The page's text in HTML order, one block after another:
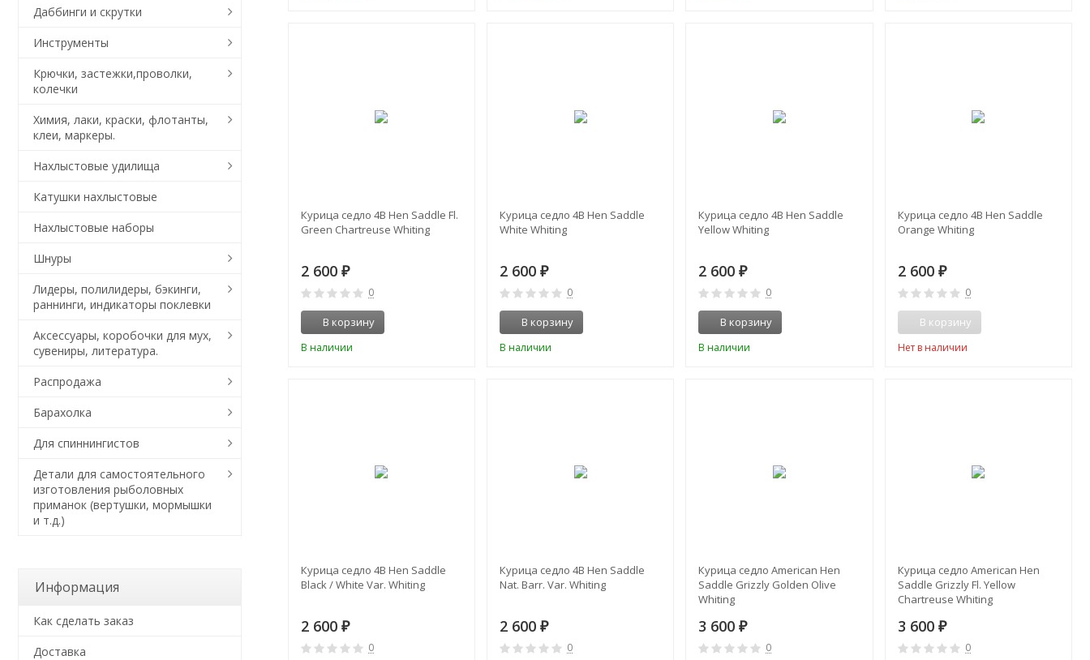
Курица седло 4B Hen Saddle Fl.
Green Chartreuse Whiting
2 600 ₽
0
В корзину
В наличии
Курица седло 4B Hen Saddle
White Whiting
2 600 ₽
0
В корзину
В наличии
Курица седло 4B Hen Saddle
Yellow Whiting
2 600₽
0
В корзину
В наличии
Курица седло 4B Hen Saddle
Orange Whiting
2 600 ₽
0
В корзину
Нет в наличии
Курица седло 4B Hen Saddle
Black / White Var. Whiting
2 600 ₽
0
Курица седло 4B Hen Saddle
Nat. Barr. Var. Whiting
2 600 ₽
0
Курица седло American Hen
Saddle Grizzly Golden Olive
Whiting
3 600₽
0
Курица седло American Hen
Saddle Grizzly Fl. Yellow
Chartreuse Whiting
3 600 ₽
0
Даббинги и скрутки
Инструменты
Крючки, застежки,проволки,
колечки
Химия, лаки, краски, флотанты,
клеи, маркеры.
Нахлыстовые удилища
Катушки нахлыстовые
Нахлыстовые наборы
Шнуры
Лидеры, полилидеры, бэкинги,
раннинги, индикаторы поклевки
Аксессуары, коробочки для мух,
сувениры, литература.
Распродажа
Барахолка
Для спиннингистов
Детали для самостоятельного
изготовления рыболовных
приманок (вертушки, мормышки
и т.д.)
Информация
Как сделать заказ
Доставка